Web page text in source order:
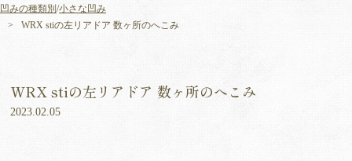
凹みの種類別 /小さな凹み
WRX stiの左リアドア 数ヶ所のへこみ
WRX stiの左リアドア 数ヶ所のへこみ
2023.02.05